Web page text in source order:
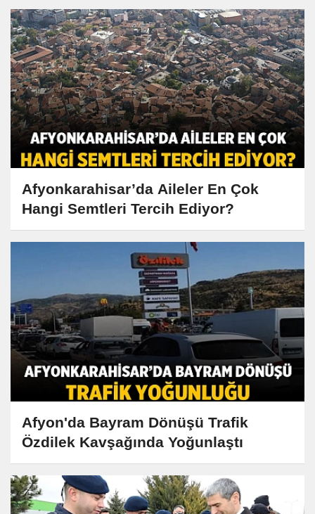
Afyonkarahisar’da Aileler En Çok
Hangi Semtleri Tercih Ediyor?
Afyon'da Bayram Dönüşü Trafik
Özdilek Kavşağında Yoğunlaştı